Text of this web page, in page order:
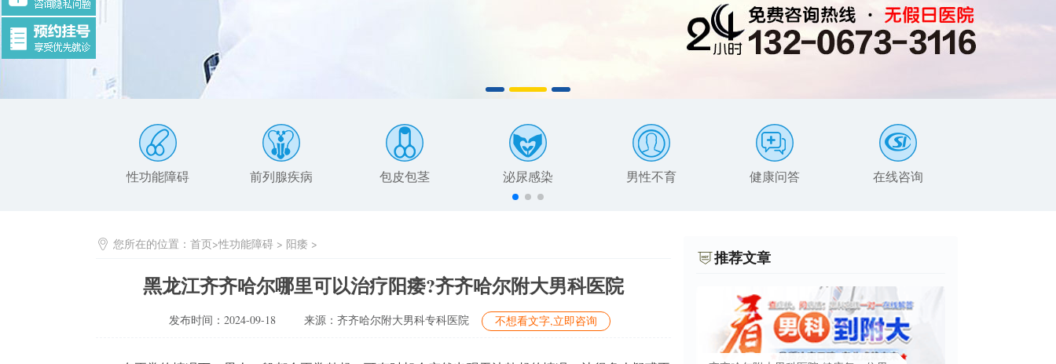
性功能障碍 前列腺疾病 包皮包茎 泌尿感染 男性不育 健康问答 在线咨询
您所在的位置：首页>性功能障碍 > 阳痿 >
黑龙江齐齐哈尔哪里可以治疗阳痿?齐齐哈尔附大男科医院
发布时间：2024-09-18 来源：齐齐哈尔附大男科专科医院 不想看文字,立即咨询
推荐文章